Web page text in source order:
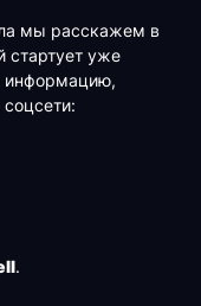
мы расскажем в
стартует уже
информацию,
.